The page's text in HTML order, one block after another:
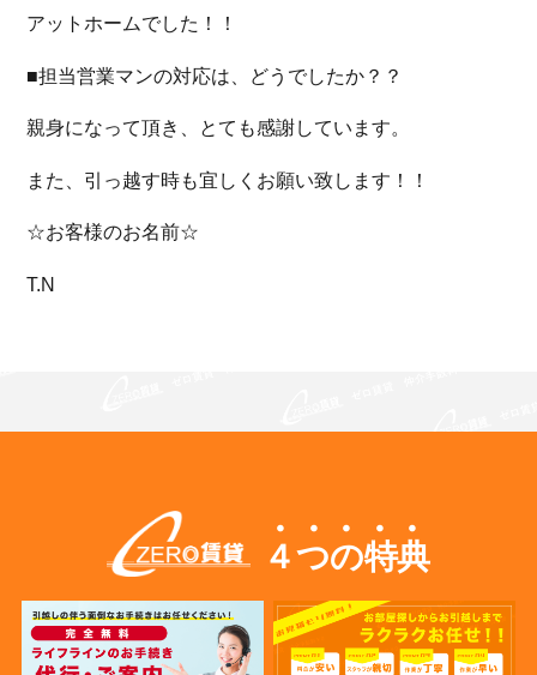
アットホームでした！！
■担当営業マンの対応は、どうでしたか？？
親身になって頂き、とても感謝しています。
また、引っ越す時も宜しくお願い致します！！
☆お客様のお名前☆
T.N
４つの特典